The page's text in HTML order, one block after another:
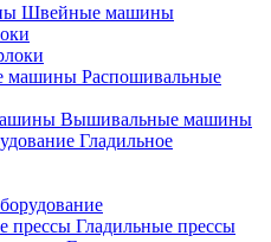
Швейные машины
Распошивальные
Вышивальные машины
Гладильное
Гладильные прессы